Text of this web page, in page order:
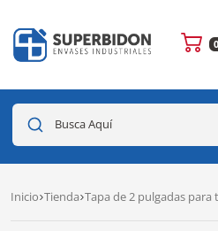
0
Busca Aquí
Inicio Tienda Tapa de 2 pulgadas